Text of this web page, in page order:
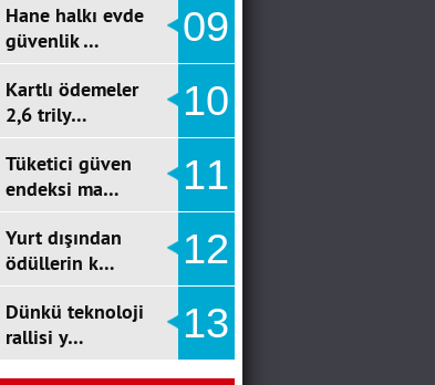
Hane halkı evde
güvenlik …
09
Kartlı ödemeler
2,6 trily…
10
Tüketici güven
endeksi ma…
11
Yurt dışından
ödüllerin k…
12
Dünkü teknoloji
rallisi y…
13